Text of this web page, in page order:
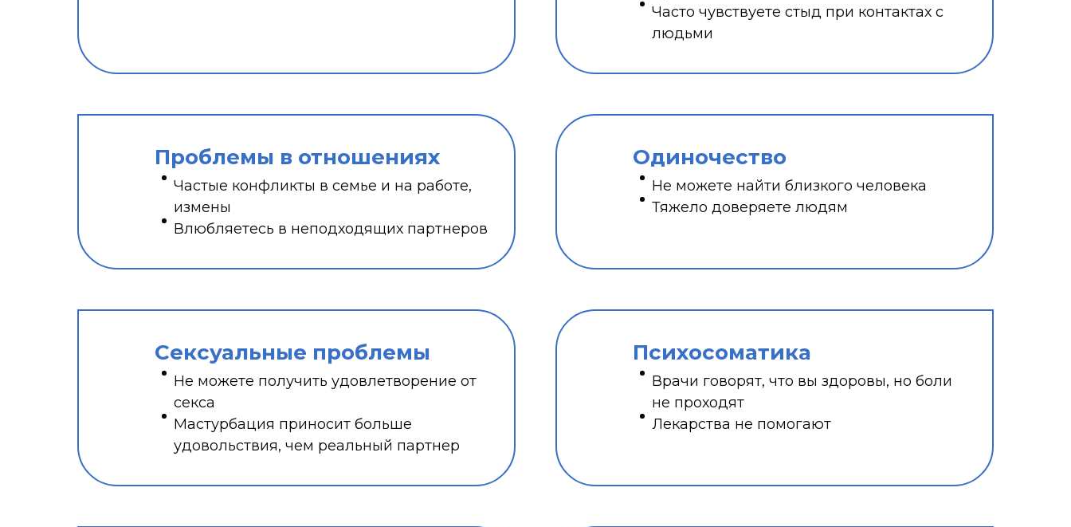
Часто чувствуете стыд при контактах с
людьми
Проблемы в отношениях
Частые конфликты в семье и на работе,
измены
Влюбляетесь в неподходящих партнеров
Одиночество
Не можете найти близкого человека
Тяжело доверяете людям
Сексуальные проблемы
Не можете получить удовлетворение от
секса
Мастурбация приносит больше
удовольствия, чем реальный партнер
Психосоматика
Врачи говорят, что вы здоровы, но боли
не проходят
Лекарства не помогают